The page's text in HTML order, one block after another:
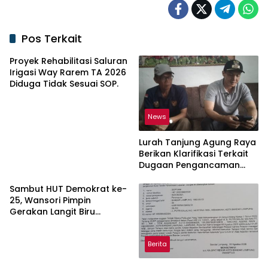
Pos Terkait
Proyek Rehabilitasi Saluran
Irigasi Way Rarem TA 2026
Diduga Tidak Sesuai SOP.
News
Lurah Tanjung Agung Raya
Berikan Klarifikasi Terkait
Dugaan Pengancaman
Berujung Laporan ke Polisi
Sambut HUT Demokrat ke-
25, Wansori Pimpin
Gerakan Langit Biru
Berita